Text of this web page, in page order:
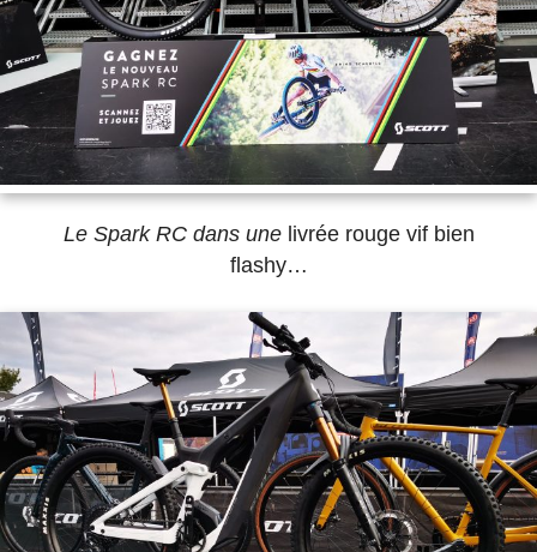
Le Spark RC dans unelivrée rouge vif bien
flashy…